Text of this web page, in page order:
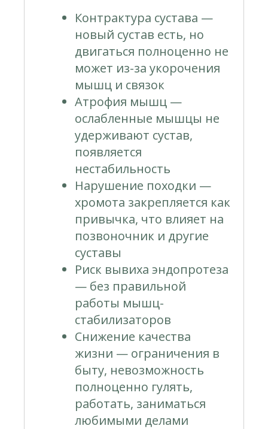
Контрактура сустава —
новый сустав есть, но
двигаться полноценно не
может из-за укорочения
мышц и связок
Атрофия мышц —
ослабленные мышцы не
удерживают сустав,
появляется
нестабильность
Нарушение походки —
хромота закрепляется как
привычка, что влияет на
позвоночник и другие
суставы
Риск вывиха эндопротеза
— без правильной
работы мышц-
стабилизаторов
Снижение качества
жизни — ограничения в
быту, невозможность
полноценно гулять,
работать, заниматься
любимыми делами